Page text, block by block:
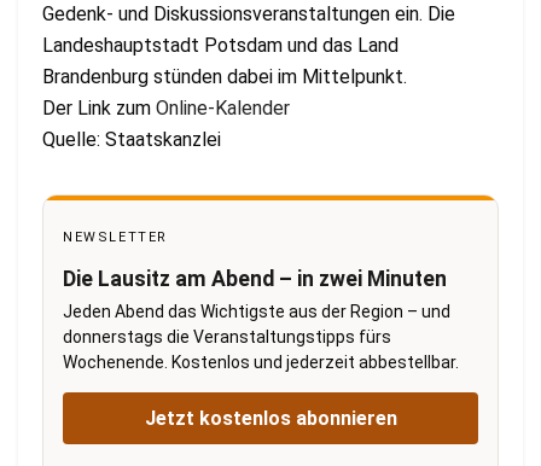
Gedenk- und Diskussionsveranstaltungen ein. Die
Landeshauptstadt Potsdam und das Land
Brandenburg stünden dabei im Mittelpunkt.
Der Link zum Online-Kalender
Quelle: Staatskanzlei
NEWSLETTER
Die Lausitz am Abend – in zwei Minuten
Jeden Abend das Wichtigste aus der Region – und
donnerstags die Veranstaltungstipps fürs
Wochenende. Kostenlos und jederzeit abbestellbar.
Jetzt kostenlos abonnieren